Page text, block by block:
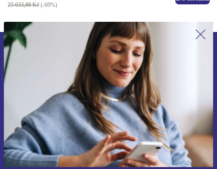
25 633,88 Kč (-69%)
Přihlas se k odběru našich novinek a
ušetři 400 Kč!
Už nikdy nepromeškej žádnou nabídku.
Chci voucher
Informace o použití osobních údajů najdeš v našich
Zásadách ochrany osobních údajů.